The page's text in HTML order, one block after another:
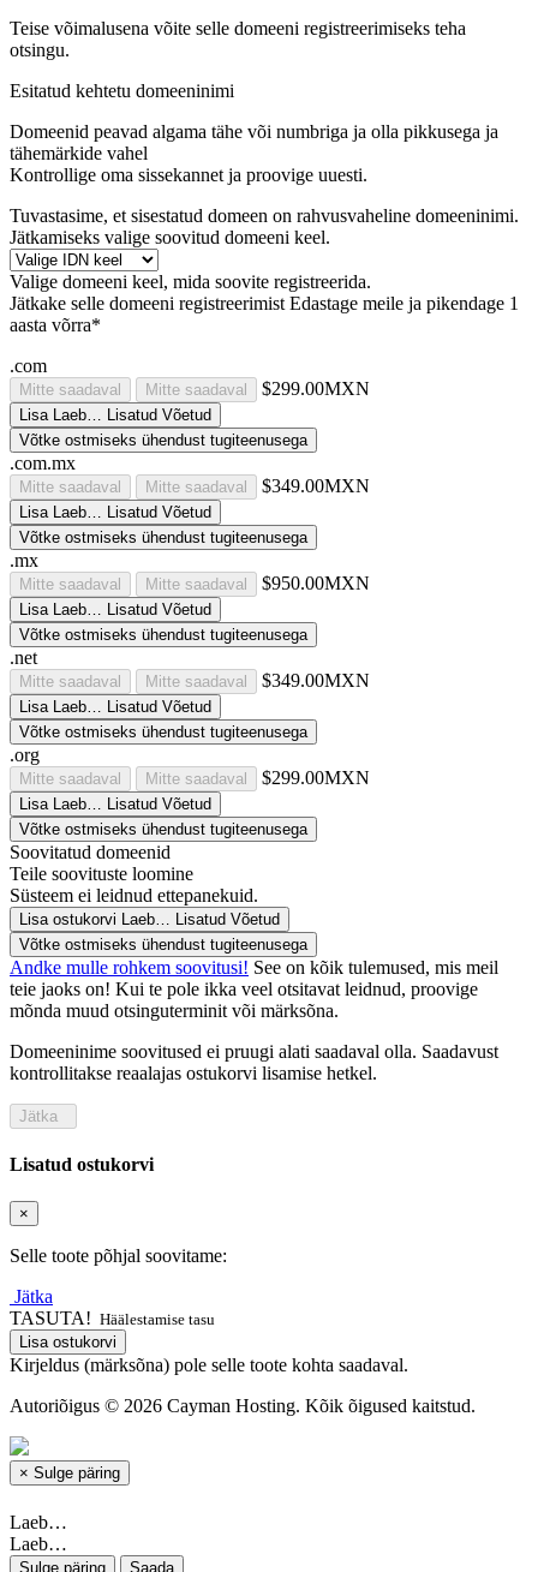
Teise võimalusena võite selle domeeni registreerimiseks teha
otsingu.
Esitatud kehtetu domeeninimi
Domeenid peavad algama tähe või numbriga ja olla pikkusega ja
tähemärkide vahel
Kontrollige oma sissekannet ja proovige uuesti.
Tuvastasime, et sisestatud domeen on rahvusvaheline domeeninimi.
Jätkamiseks valige soovitud domeeni keel.
Valige domeeni keel, mida soovite registreerida.
Jätkake selle domeeni registreerimist Edastage meile ja pikendage 1
aasta võrra*
.com
Mitte saadaval Mitte saadaval $299.00MXN
Lisa Laeb… Lisatud Võetud
Võtke ostmiseks ühendust tugiteenusega
.com.mx
Mitte saadaval Mitte saadaval $349.00MXN
Lisa Laeb… Lisatud Võetud
Võtke ostmiseks ühendust tugiteenusega
.mx
Mitte saadaval Mitte saadaval $950.00MXN
Lisa Laeb… Lisatud Võetud
Võtke ostmiseks ühendust tugiteenusega
.net
Mitte saadaval Mitte saadaval $349.00MXN
Lisa Laeb… Lisatud Võetud
Võtke ostmiseks ühendust tugiteenusega
.org
Mitte saadaval Mitte saadaval $299.00MXN
Lisa Laeb… Lisatud Võetud
Võtke ostmiseks ühendust tugiteenusega
Soovitatud domeenid
Teile soovituste loomine
Süsteem ei leidnud ettepanekuid.
Lisa ostukorvi Laeb… Lisatud Võetud
Võtke ostmiseks ühendust tugiteenusega
Andke mulle rohkem soovitusi! See on kõik tulemused, mis meil
teie jaoks on! Kui te pole ikka veel otsitavat leidnud, proovige
mõnda muud otsinguterminit või märksõna.
Domeeninime soovitused ei pruugi alati saadaval olla. Saadavust
kontrollitakse reaalajas ostukorvi lisamise hetkel.
Lisatud ostukorvi
×
Selle toote põhjal soovitame:
Jätka
TASUTA! Häälestamise tasu
Lisa ostukorvi
Kirjeldus (märksõna) pole selle toote kohta saadaval.
Autoriõigus © 2026 Cayman Hosting. Kõik õigused kaitstud.
× Sulge päring
Laeb…
Laeb…
Sulge päring Saada